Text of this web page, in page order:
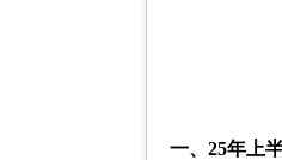
一、25年上